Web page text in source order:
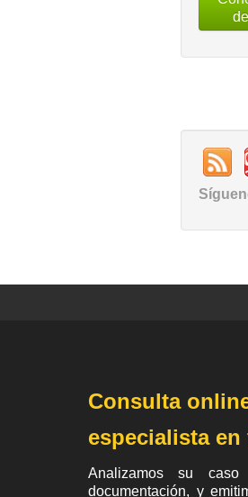
Consulta
especialista en
Analizamos su
documentación, y